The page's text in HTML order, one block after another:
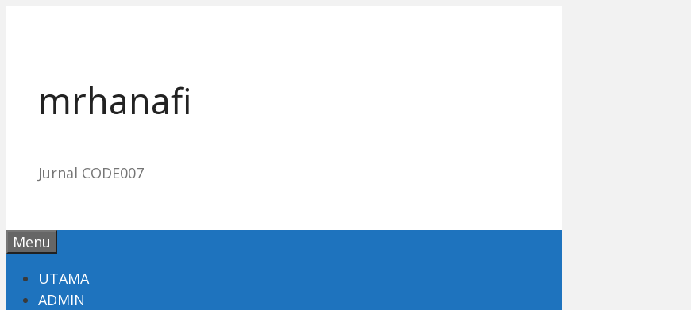
mrhanafi
Jurnal CODE007
Menu
UTAMA
ADMIN